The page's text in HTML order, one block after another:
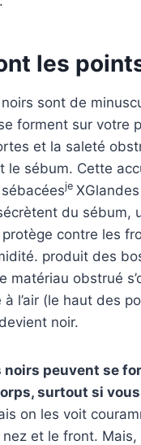
les
sont de
forment sur votre
et la saleté
le sébum. Cette
je
du sébum,
contre les
produit des
matériau obstrué
à l’air (le haut des
noir.
noirs peuvent se
surtout si
on les voit
et le front. Mais,